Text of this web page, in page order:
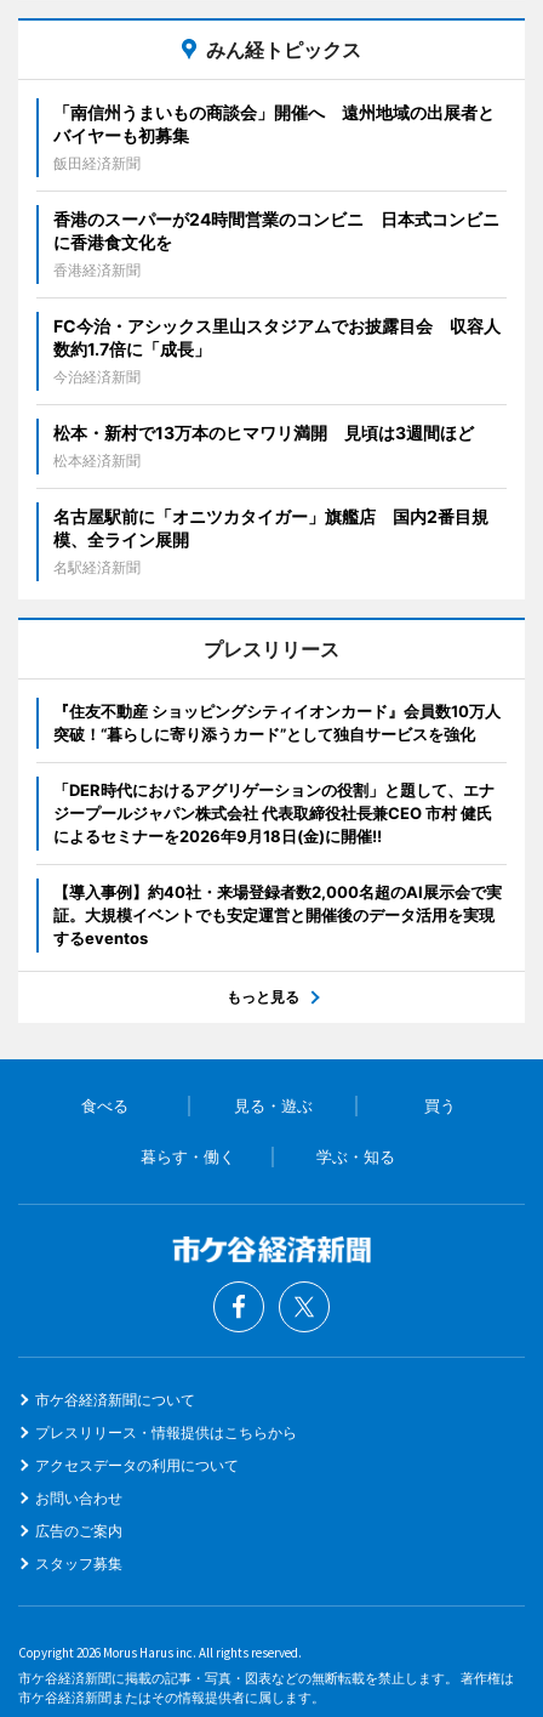
みん経トピックス
「南信州うまいもの商談会」開催へ 遠州地域の出展者と
バイヤーも初募集
飯田経済新聞
香港のスーパーが24時間営業のコンビニ 日本式コンビニ
に香港食文化を
香港経済新聞
FC今治・アシックス里山スタジアムでお披露目会 収容人
数約1.7倍に「成長」
今治経済新聞
松本・新村で13万本のヒマワリ満開 見頃は3週間ほど
松本経済新聞
名古屋駅前に「オニツカタイガー」旗艦店 国内2番目規
模、全ライン展開
名駅経済新聞
プレスリリース
『住友不動産 ショッピングシティイオンカード』会員数10万人
突破！“暮らしに寄り添うカード”として独自サービスを強化
「DER時代におけるアグリゲーションの役割」と題して、エナ
ジープールジャパン株式会社 代表取締役社長兼CEO 市村 健氏
によるセミナーを2026年9月18日(金)に開催!!
【導入事例】約40社・来場登録者数2,000名超のAI展示会で実
証。大規模イベントでも安定運営と開催後のデータ活用を実現
するeventos
もっと見る
食べる 見る・遊ぶ 買う
暮らす・働く 学ぶ・知る
市ケ谷経済新聞について
プレスリリース・情報提供はこちらから
アクセスデータの利用について
お問い合わせ
広告のご案内
スタッフ募集
Copyright 2026 Morus Harus inc. All rights reserved.
市ケ谷経済新聞に掲載の記事・写真・図表などの無断転載を禁止します。 著作権は
市ケ谷経済新聞またはその情報提供者に属します。